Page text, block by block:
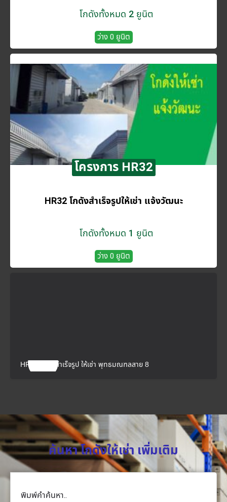
โกดังทั้งหมด 2 ยูนิต
ว่าง 0 ยูนิต
โครงการ HR32
HR32 โกดังสำเร็จรูปให้เช่า แจ้งวัฒนะ
โกดังทั้งหมด 1 ยูนิต
ว่าง 0 ยูนิต
HR33 โกดังสำเร็จรูป ให้เช่า พุทธมณฑลสาย 8
ค้นหา โกดังให้เช่า เพิ่มเติม
พิมพ์คำค้นหา..